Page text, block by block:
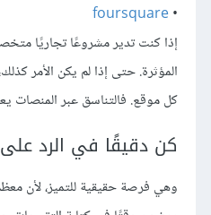
•
foursquare
إذا كنت تدير مشروعًا تجاريًا
المؤثرة. حتى إذا لم يكن الأمر
كل موقع. فالتناسق عبر المنصات
كن دقيقًا في الرد على
وهي فرصة حقيقية للتميز، لأن